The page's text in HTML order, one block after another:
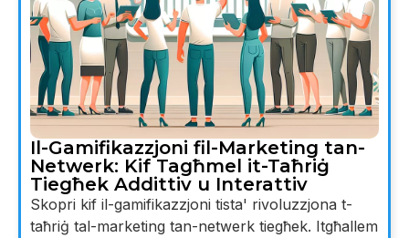
Il-Gamifikazzjoni fil-Marketing tan-
Netwerk: Kif Tagħmel it-Taħriġ
Tiegħek Addittiv u Interattiv
Skopri kif il-gamifikazzjoni tista' rivoluzzjona t-
taħriġ tal-marketing tan-netwerk tiegħek. Itgħallem